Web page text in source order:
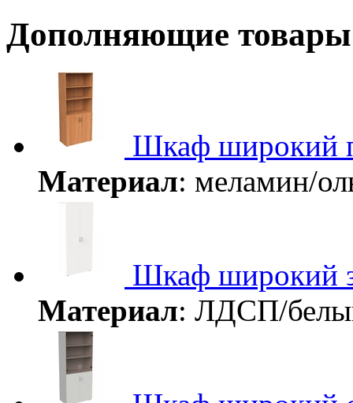
Дополняющие товары
Шкаф широкий
Материал: меламин/
Шкаф широкий
Материал: ЛДСП/